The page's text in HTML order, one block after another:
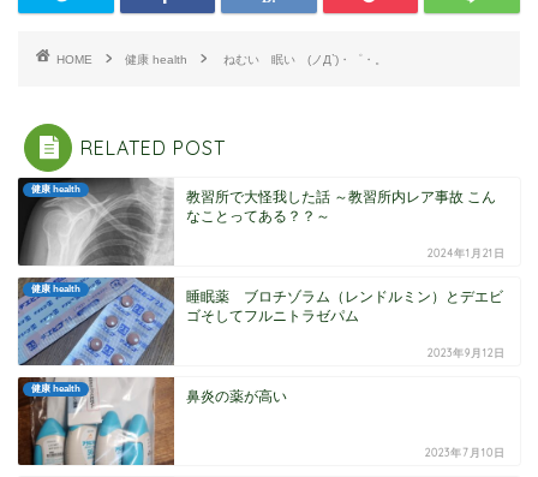
HOME 健康 health ねむい 眠い (ノД`)・゜・。
RELATED POST
健康 health
教習所で大怪我した話 ～教習所内レア事故 こん
なことってある？？～
2024年1月21日
健康 health
睡眠薬 ブロチゾラム（レンドルミン）とデエビ
ゴそしてフルニトラゼパム
2023年9月12日
健康 health 鼻炎の薬が高い
2023年7月10日